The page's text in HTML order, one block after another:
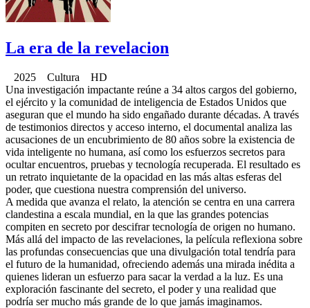
La era de la revelacion
2025 Cultura HD
Una investigación impactante reúne a 34 altos cargos del gobierno,
el ejército y la comunidad de inteligencia de Estados Unidos que
aseguran que el mundo ha sido engañado durante décadas. A través
de testimonios directos y acceso interno, el documental analiza las
acusaciones de un encubrimiento de 80 años sobre la existencia de
vida inteligente no humana, así como los esfuerzos secretos para
ocultar encuentros, pruebas y tecnología recuperada. El resultado es
un retrato inquietante de la opacidad en las más altas esferas del
poder, que cuestiona nuestra comprensión del universo.
A medida que avanza el relato, la atención se centra en una carrera
clandestina a escala mundial, en la que las grandes potencias
compiten en secreto por descifrar tecnología de origen no humano.
Más allá del impacto de las revelaciones, la película reflexiona sobre
las profundas consecuencias que una divulgación total tendría para
el futuro de la humanidad, ofreciendo además una mirada inédita a
quienes lideran un esfuerzo para sacar la verdad a la luz. Es una
exploración fascinante del secreto, el poder y una realidad que
podría ser mucho más grande de lo que jamás imaginamos.